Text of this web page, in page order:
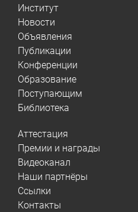
Институт
Новости
Объявления
Публикации
Конференции
Образование
Поступающим
Библиотека
Аттестация
Премии и награды
Видеоканал
Наши партнёры
Ссылки
Контакты